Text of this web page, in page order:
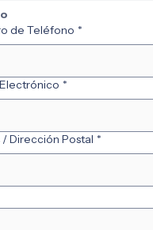
de Teléfono *
*
Dirección Postal *